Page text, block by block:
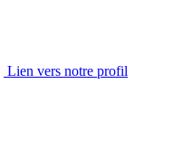
Lien vers notre profil